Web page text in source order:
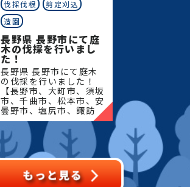
伐採伐根
剪定刈込
造園
長野県 長野市にて庭
木の伐採を行いまし
た！
長野県 長野市にて庭木
の伐採を行いました！
【長野市、大町市、須坂
市、千曲市、松本市、安
曇野市、塩尻市、諏訪
市、岡谷市、茅野市、上
田市、東御市、小諸市、
佐久市、軽井沢町、下諏
訪町、長和町、立科町、
御代田�